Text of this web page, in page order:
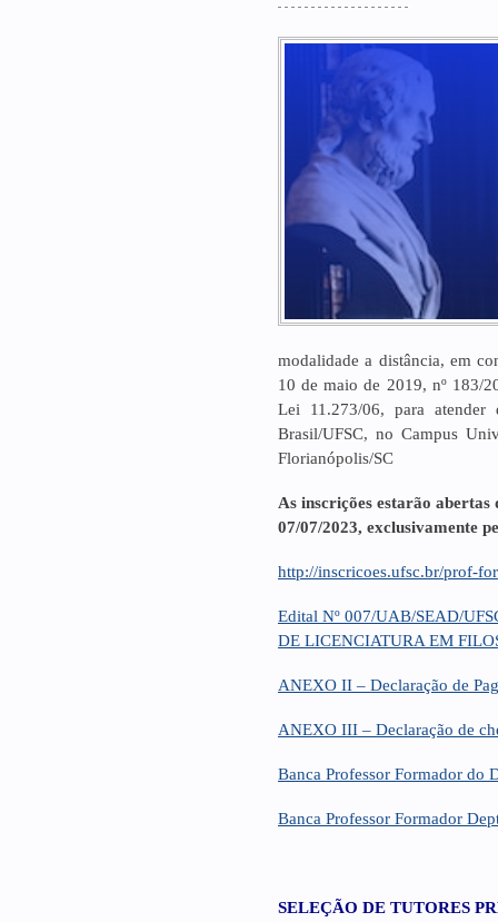
modalidade a distância, em
10 de maio de 2019, nº 183/
Lei 11.273/06, para atender
Brasil/UFSC, no Campus
Florianópolis/SC
As inscrições estarão abertas
07/07/2023, exclusivamente
http://inscricoes.ufsc.br/prof-
Edital Nº 007/UAB/SEAD/
DE LICENCIATURA EM
ANEXO II – Declaração de
ANEXO III – Declaração de
Banca Professor Formador do
Banca Professor Formador
SELEÇÃO DE TUTORES